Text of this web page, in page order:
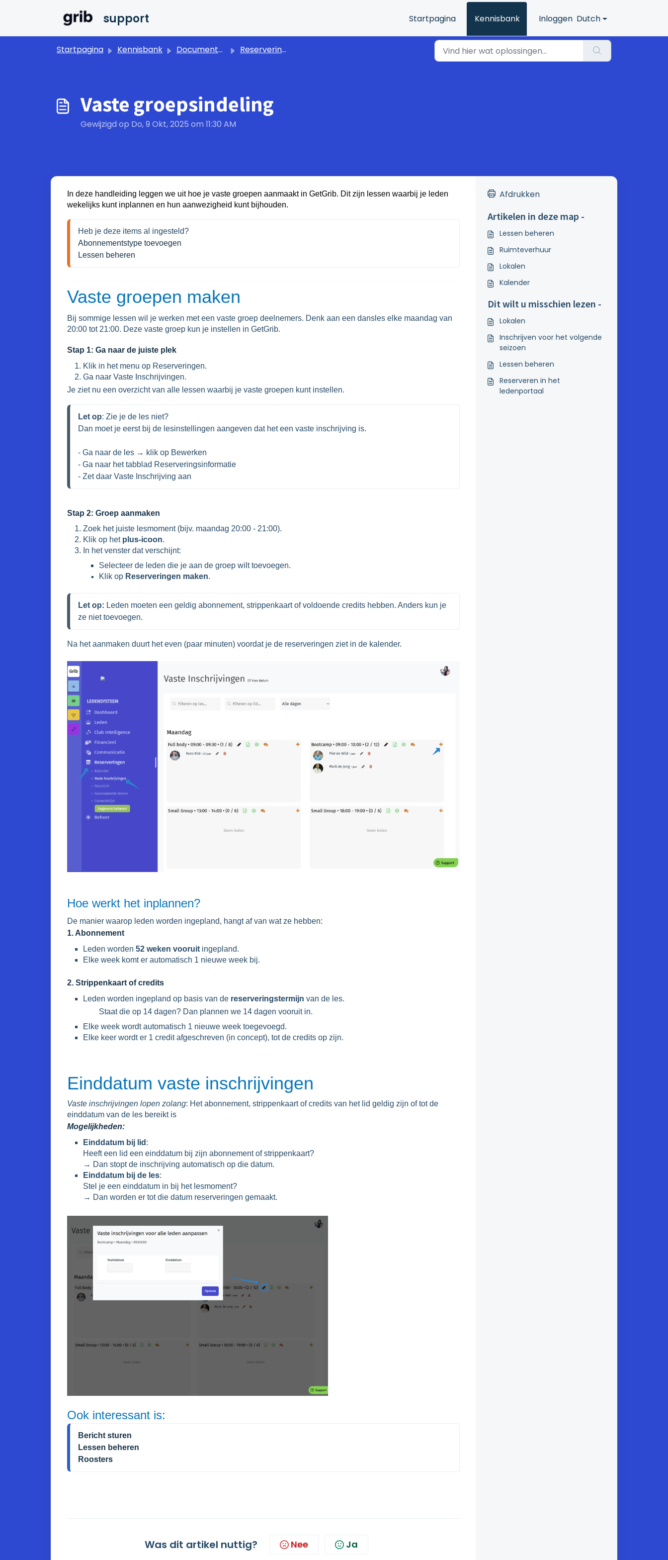
support Startpagina Kennisbank Inloggen Dutch
Startpagina Kennisbank Documentatie Reserveringen
Vaste groepsindeling
Gewijzigd op Do, 9 Okt, 2025 om 11:30 AM
In deze handleiding leggen we uit hoe je vaste groepen aanmaakt in GetGrib. Dit zijn lessen waarbij je leden
wekelijks kunt inplannen en hun aanwezigheid kunt bijhouden.
Abonnementstype toevoegen
Lessen beheren
Vaste groepen maken
Bij sommige lessen wil je werken met een vaste groep deelnemers. Denk aan een dansles elke maandag van
20:00 tot 21:00. Deze vaste groep kun je instellen in GetGrib.
Stap 1: Ga naar de juiste plek
Klik in het menu op Reserveringen.
Ga naar Vaste Inschrijvingen.
Je ziet nu een overzicht van alle lessen waarbij je vaste groepen kunt instellen.
Let op: Zie je de les niet?
Dan moet je eerst bij de lesinstellingen aangeven dat het een vaste inschrijving is.
- Ga naar de les → klik op Bewerken
- Ga naar het tabblad Reserveringsinformatie
- Zet daar Vaste Inschrijving aan
Stap 2: Groep aanmaken
Zoek het juiste lesmoment (bijv. maandag 20:00 - 21:00).
Klik op het plus-icoon.
In het venster dat verschijnt:
Selecteer de leden die je aan de groep wilt toevoegen.
Klik op Reserveringen maken.
Let op: Leden moeten een geldig abonnement, strippenkaart of voldoende credits hebben. Anders kun je
ze niet toevoegen.
Na het aanmaken duurt het even (paar minuten) voordat je de reserveringen ziet in de kalender.
Hoe werkt het inplannen?
De manier waarop leden worden ingepland, hangt af van wat ze hebben:
1. Abonnement
Leden worden 52 weken vooruit ingepland.
Elke week komt er automatisch 1 nieuwe week bij.
2. Strippenkaart of credits
Leden worden ingepland op basis van de reserveringstermijn van de les.
Staat die op 14 dagen? Dan plannen we 14 dagen vooruit in.
Elke week wordt automatisch 1 nieuwe week toegevoegd.
Elke keer wordt er 1 credit afgeschreven (in concept), tot de credits op zijn.
Einddatum vaste inschrijvingen
Vaste inschrijvingen lopen zolang: Het abonnement, strippenkaart of credits van het lid geldig zijn of tot de
einddatum van de les bereikt is
Mogelijkheden:
Einddatum bij lid :
Heeft een lid een einddatum bij zijn abonnement of strippenkaart?
→ Dan stopt de inschrijving automatisch op die datum.
Einddatum bij de les:
Stel je een einddatum in bij het lesmoment?
→ Dan worden er tot die datum reserveringen gemaakt.
Ook interessant is:
Bericht sturen
Lessen beheren
Roosters
Was dit artikel nuttig? Nee Ja
Afdrukken
Artikelen in deze map -
Lessen beheren
Ruimteverhuur
Lokalen
Kalender
Dit wilt u misschien lezen -
Lokalen
Inschrijven voor het volgende
seizoen
Lessen beheren
Reserveren in het
ledenportaal